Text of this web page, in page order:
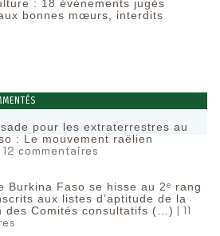
: 18 événements jugés
bonnes mœurs, interdits
pour les extraterrestres au
: Le mouvement raëlien
12 commentaires
Burkina Faso se hisse au 2ᵉ rang
aux listes d’aptitude de la
des Comités consultatifs (…) | 11